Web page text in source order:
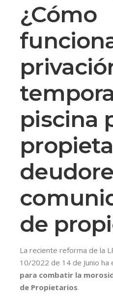
¿Cómo
piscina
de
La reciente reforma de la
10/2022 de 14 de Junio ha
para combatir la
de Propietarios.